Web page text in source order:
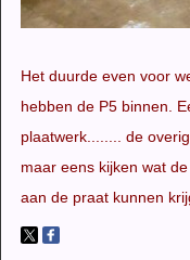
Het duurde even voor
hebben de P5 binnen.
plaatwerk........ de
maar eens kijken wat
aan de praat kunnen